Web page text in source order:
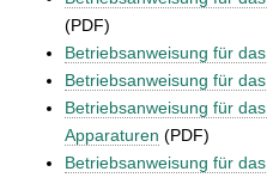
(PDF)
Betriebsanweisung für
Betriebsanweisung für
Betriebsanweisung für
Apparaturen (PDF)
Betriebsanweisung für